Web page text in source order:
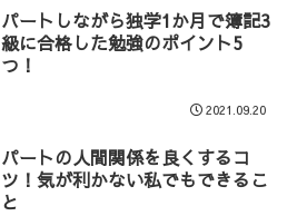
パートしながら独学1か月で簿記3
級に合格した勉強のポイント5
つ！
2021.09.20
パートの人間関係を良くするコ
ツ！気が利かない私でもできるこ
と